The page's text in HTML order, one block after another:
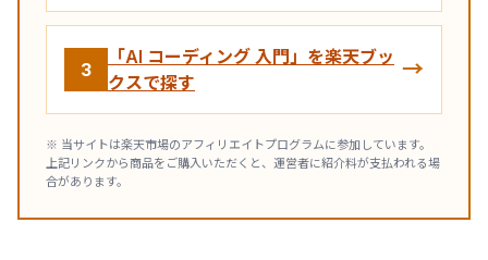
3
「AI コーディング 入門」を楽天ブッ
クスで探す
→
※ 当サイトは楽天市場のアフィリエイトプログラムに参加しています。
上記リンクから商品をご購入いただくと、運営者に紹介料が支払われる場
合があります。